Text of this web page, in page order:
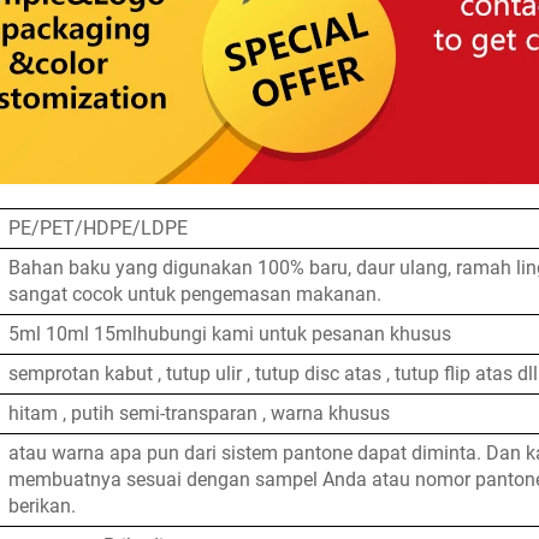
PE/PET/HDPE/LDPE
Bahan baku yang digunakan 100% baru, daur ulang, ramah
sangat cocok untuk pengemasan makanan.
5ml 10ml 15mlhubungi kami untuk pesanan khusus
semprotan kabut , tutup ulir , tutup disc atas , tutup flip atas
hitam , putih semi-transparan , warna khusus
atau warna apa pun dari sistem pantone dapat diminta. Dan
membuatnya sesuai dengan sampel Anda atau nomor
berikan.